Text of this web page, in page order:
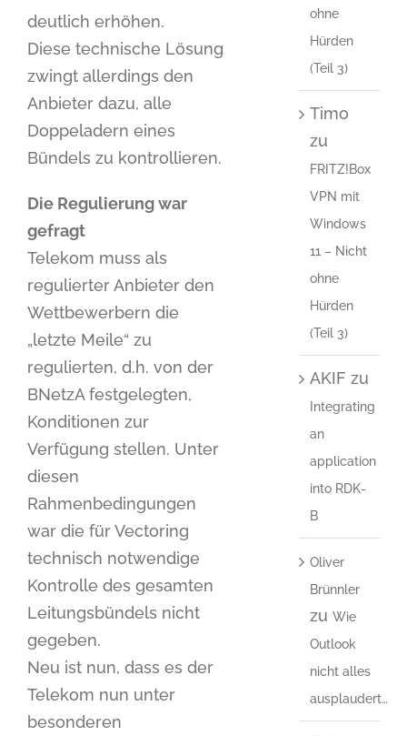
deutlich erhöhen.
Diese technische Lösung
zwingt allerdings den
Anbieter dazu, alle
Doppeladern eines
Bündels zu kontrollieren.
Die Regulierung war
gefragt
Telekom muss als
regulierter Anbieter den
Wettbewerbern die
„letzte Meile“ zu
regulierten, d.h. von der
BNetzA festgelegten,
Konditionen zur
Verfügung stellen. Unter
diesen
Rahmenbedingungen
war die für Vectoring
technisch notwendige
Kontrolle des gesamten
Leitungsbündels nicht
gegeben.
Neu ist nun, dass es der
Telekom nun unter
besonderen
ohne
Hürden
(Teil 3)
Timo
zu
FRITZ!Box
VPN mit
Windows
11 – Nicht
ohne
Hürden
(Teil 3)
AKIF zu
Integrating
an
application
into RDK-
B
Oliver
Brünnler
zu Wie
Outlook
nicht alles
ausplaudert…